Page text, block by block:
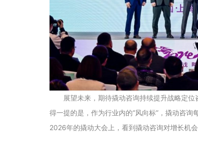
展望未来，期待撬动咨询持续提升战略定
得一提的是，作为行业内的“风向标”，撬动咨
2026年的撬动大会上，看到撬动咨询对增长机